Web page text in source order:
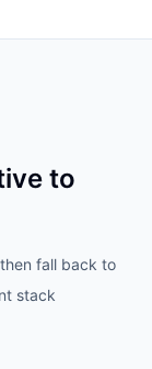
to
fall back to
stack